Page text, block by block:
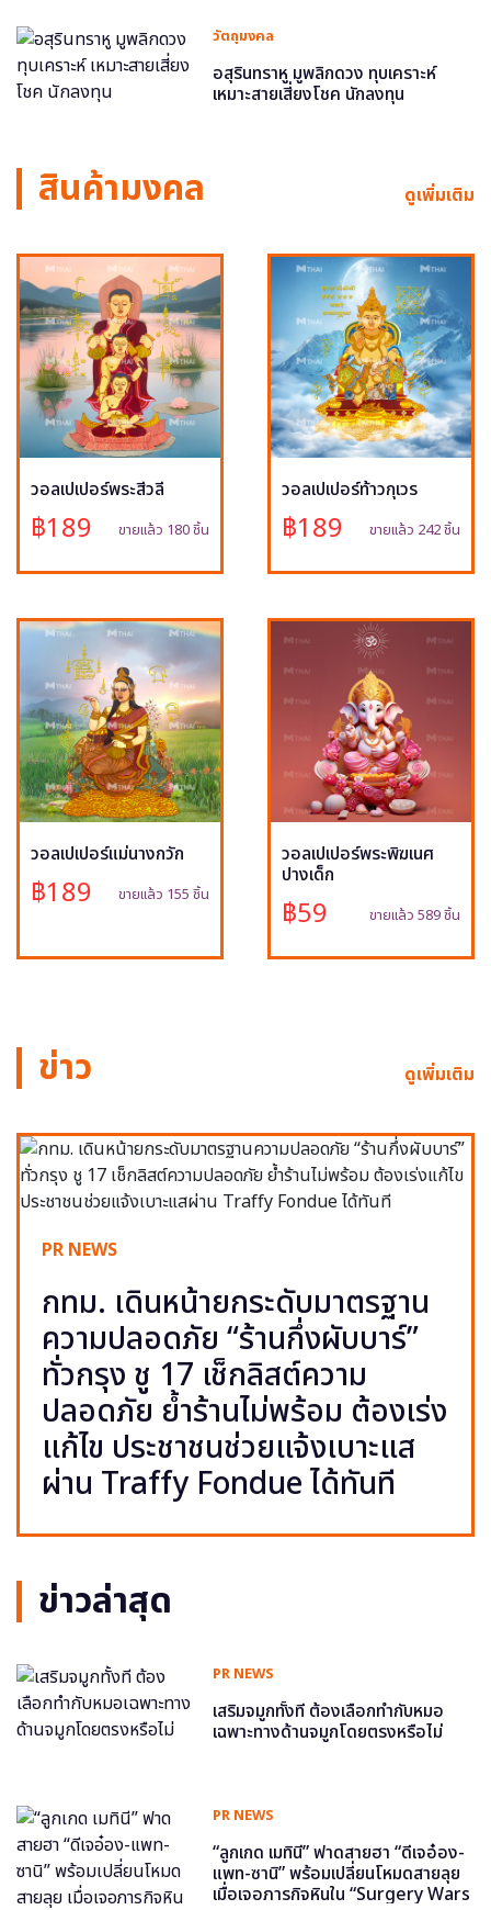
วัตถุมงคล
อสุรินทราหู มูพลิกดวง ทุบเคราะห์
เหมาะสายเสี่ยงโชค นักลงทุน
สินค้ามงคล ดูเพิ่มเติม
วอลเปเปอร์พระสีวลี
฿189 ขายแล้ว 180 ชิ้น
วอลเปเปอร์ท้าวกุเวร
฿189 ขายแล้ว 242 ชิ้น
วอลเปเปอร์แม่นางกวัก
฿189 ขายแล้ว 155 ชิ้น
วอลเปเปอร์พระพิฆเนศ
ปางเด็ก
฿59 ขายแล้ว 589 ชิ้น
ข่าว ดูเพิ่มเติม
PR NEWS
กทม. เดินหน้ายกระดับมาตรฐาน
ความปลอดภัย “ร้านกึ่งผับบาร์”
ทั่วกรุง ชู 17 เช็กลิสต์ความ
ปลอดภัย ย้ำร้านไม่พร้อม ต้องเร่ง
แก้ไข ประชาชนช่วยแจ้งเบาะแส
ผ่าน Traffy Fondue ได้ทันที
ข่าวล่าสุด
PR NEWS
เสริมจมูกทั้งที ต้องเลือกทำกับหมอ
เฉพาะทางด้านจมูกโดยตรงหรือไม่
PR NEWS
“ลูกเกด เมทินี” ฟาดสายฮา “ดีเจอ๋อง-
แพท-ซานิ” พร้อมเปลี่ยนโหมดสายลุย
เมื่อเจอภารกิจหินใน “Surgery Wars